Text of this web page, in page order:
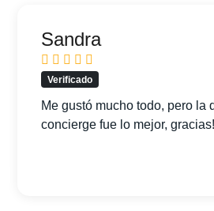
Sandra
Verificado
Me gustó mucho todo, pero la
concierge fue lo mejor,